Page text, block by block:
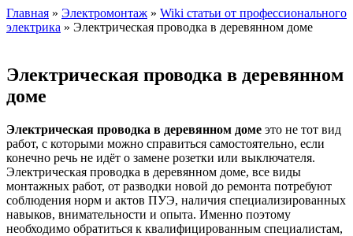
Главная » Электромонтаж » Wiki статьи от профессионального
электрика » Электрическая проводка в деревянном доме
Электрическая проводка в деревянном
доме
Электрическая проводка в деревянном доме это не тот вид
работ, с которыми можно справиться самостоятельно, если
конечно речь не идёт о замене розетки или выключателя.
Электрическая проводка в деревянном доме, все виды
монтажных работ, от разводки новой до ремонта потребуют
соблюдения норм и актов ПУЭ, наличия специализированных
навыков, внимательности и опыта. Именно поэтому
необходимо обратиться к квалифицированным специалистам,